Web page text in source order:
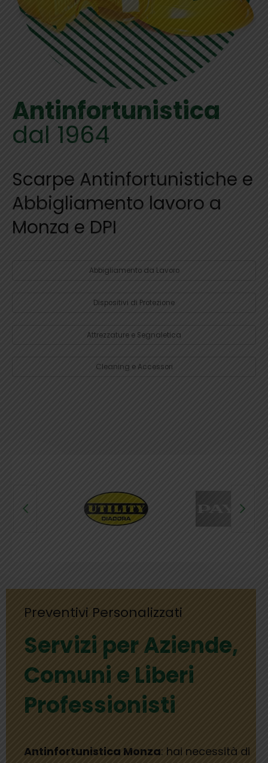
Antinfortunistica
dal 1964
Scarpe Antinfortunistiche e
Abbigliamento lavoro a
Monza e DPI
Abbigliamento da Lavoro
Dispositivi di Protezione
Attrezzature e Segnaletica
Cleaning e Accessori
Preventivi Personalizzati
Servizi per Aziende,
Comuni e Liberi
Professionisti
Antinfortunistica Monza: hai necessità di